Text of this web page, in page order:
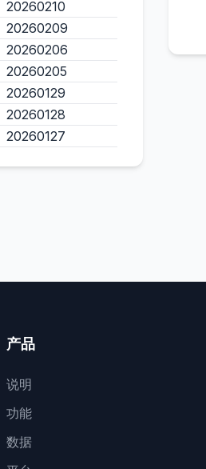
20260210
20260209
20260206
20260205
20260129
20260128
20260127
产品
说明
功能
数据